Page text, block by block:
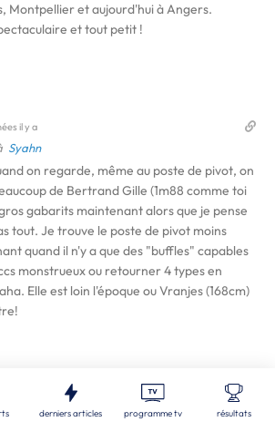
Montpellier et aujourd'hui à Angers.
et tout petit !
il y a
Syahn
on regarde, même au poste de pivot, on
de Bertrand Gille (1m88 comme toi
gabarits maintenant alors que je pense
tout. Je trouve le poste de pivot moins
quand il n'y a que des "buffles" capables
monstrueux ou retourner 4 types en
Elle est loin l'époque ou Vranjes (168cm)
il y aderniers articles programme tv résultats
derniers articles
| 06/08/2026